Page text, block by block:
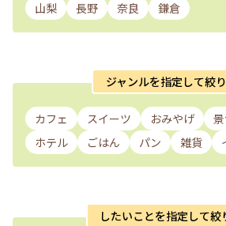
山梨
長野 奈良 鎌倉
ジャンルを指定して絞
カフェ スイーツ おみやげ
ホテル
ごはん パン 雑貨
したいことを指定して絞